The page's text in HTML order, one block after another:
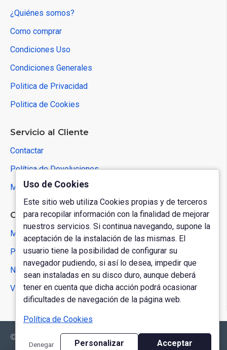
¿Quiénes somos?
Como comprar
Condiciones Uso
Condiciones Generales
Politica de Privacidad
Politica de Cookies
Servicio al Cliente
Contactar
Política de Devoluciones
Mapa del Sitio
Cuenta de Usuario
Mi Cuenta
Pedidos
Newsletter
Vales Regalo
© 2026 - Estudi Filatelic
Uso de Cookies
Este sitio web utiliza Cookies propias y de terceros
para recopilar información con la finalidad de mejorar
nuestros servicios. Si continua navegando, supone la
aceptación de la instalación de las mismas. El
usuario tiene la posibilidad de configurar su
navegador pudiendo, si así lo desea, impedir que
sean instaladas en su disco duro, aunque deberá
tener en cuenta que dicha acción podrá ocasionar
dificultades de navegación de la página web.
Política de Cookies
Denegar Personalizar Acceptar
FILTER PRODUCTS